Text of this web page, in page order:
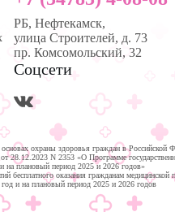
РБ, Нефтекамск,
улица Строителей, д. 73
пр. Комсомольский, 32
Соцсети
охраны здоровья граждан в Российской
28.12.2023 N 2353 «О Программе
на плановый период 2025 и 2026 годов»
бесплатного оказания гражданам
и на плановый период 2025 и 2026 годов